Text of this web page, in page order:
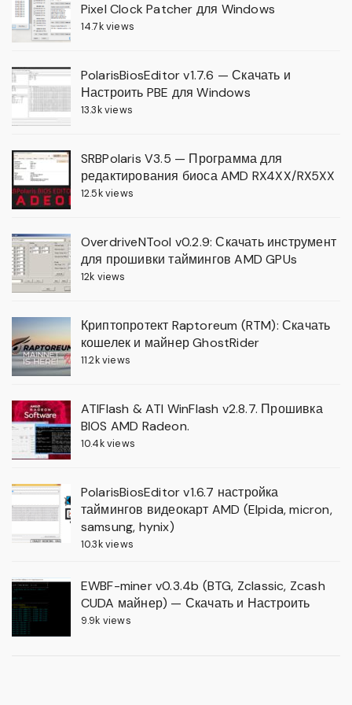
Pixel Clock Patcher для Windows
14.7k views
PolarisBiosEditor v1.7.6 — Скачать и
Настроить PBE для Windows
13.3k views
SRBPolaris V3.5 — Программа для
редактирования биоса AMD RX4XX/RX5XX
12.5k views
OverdriveNTool v0.2.9: Скачать инструмент
для прошивки таймингов AMD GPUs
12k views
Криптопротект Raptoreum (RTM): Скачать
кошелек и майнер GhostRider
11.2k views
ATIFlash & ATI WinFlash v2.8.7. Прошивка
BIOS AMD Radeon.
10.4k views
PolarisBiosEditor v1.6.7 настройка
таймингов видеокарт AMD (Elpida, micron,
samsung, hynix)
10.3k views
EWBF-miner v0.3.4b (BTG, Zclassic, Zcash
CUDA майнер) — Скачать и Настроить
9.9k views